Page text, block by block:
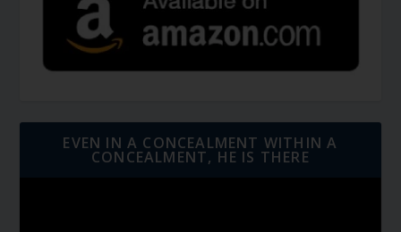
EVEN IN A CONCEALMENT WITHIN A
CONCEALMENT, HE IS THERE